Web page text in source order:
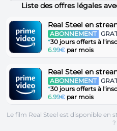
Liste des offres légales
Real Steel en
ABONNEMENT
*30 jours offerts à
6.99€ par mois
Real Steel en
ABONNEMENT
*30 jours offerts à
6.99€ par mois
Le film Real Steel est disponible
?